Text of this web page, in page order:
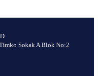
Sokak A Blok No:2